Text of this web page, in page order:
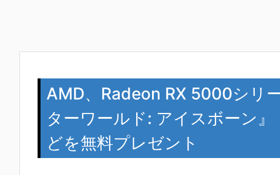
AMD、Radeon RX 5000シリ
ターワールド: アイスボーン
どを無料プレゼント